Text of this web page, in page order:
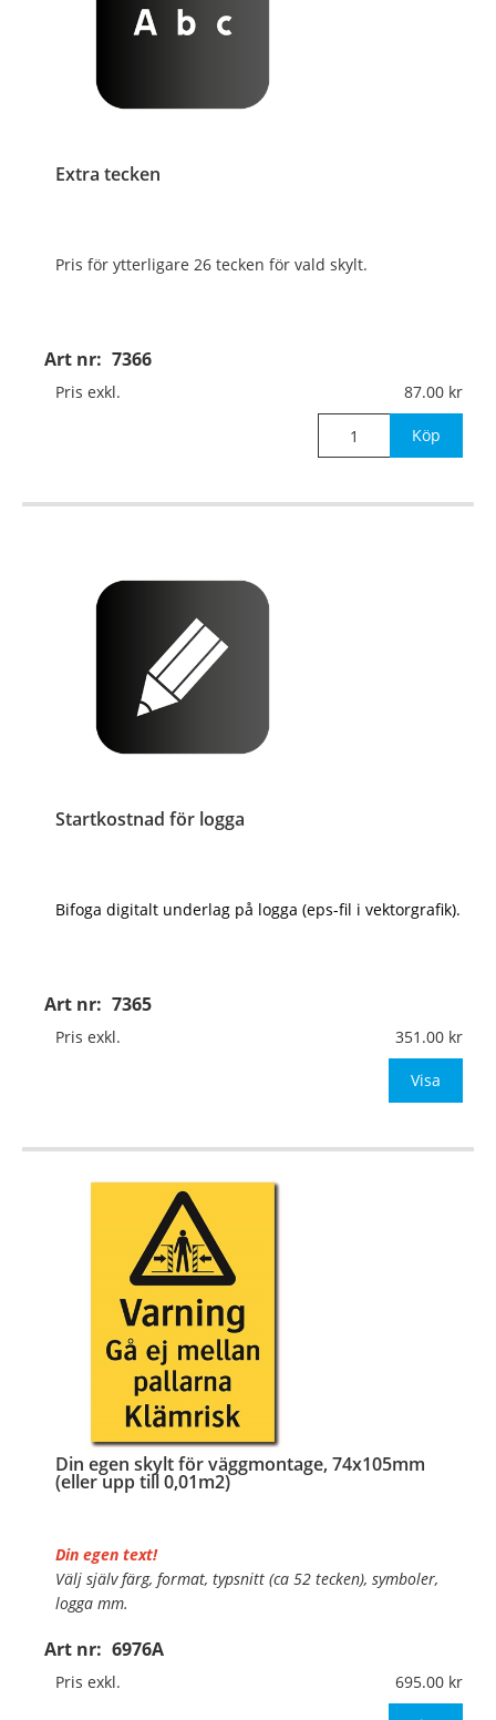
Extra tecken
Art nr: 7366
Pris för ytterligare 26 tecken för vald skylt.
Pris exkl. 87.00
Köp
Startkostnad för logga
Art nr: 7365
Bifoga digitalt underlag på logga (eps-fil i vektorgrafik).
Pris exkl. 351.00
Visa
Din egen skylt för väggmontage, 74x105mm
(eller upp till 0,01m2)
Art nr: 6976A
Din egen text!
Välj själv färg, format, typsnitt (ca 52 tecken), symboler,
logga mm.
Material:Plan aluminium, 0,7mm (väggmontage)
Mått:74x105mm (eller annat mått upp till 0,01m²)
Pris exkl. 695.00